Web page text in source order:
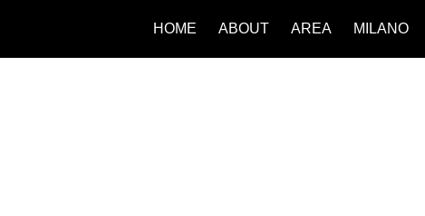
HOME ABOUT AREA MILANO